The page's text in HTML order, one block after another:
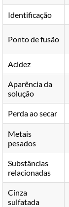
Identificação
Ponto de fusão
Acidez
Aparência da
solução
Perda ao secar
Metais
pesados
Substâncias
relacionadas
Cinza
sulfatada